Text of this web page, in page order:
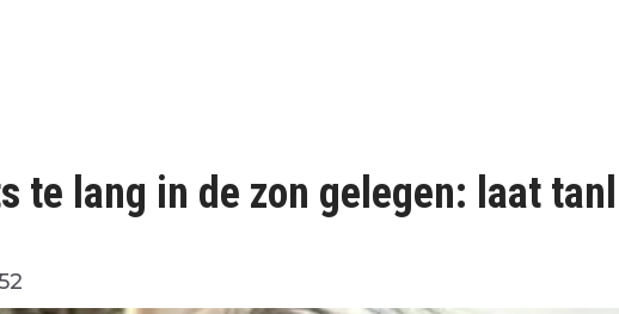
te lang in de zon gelegen: laat